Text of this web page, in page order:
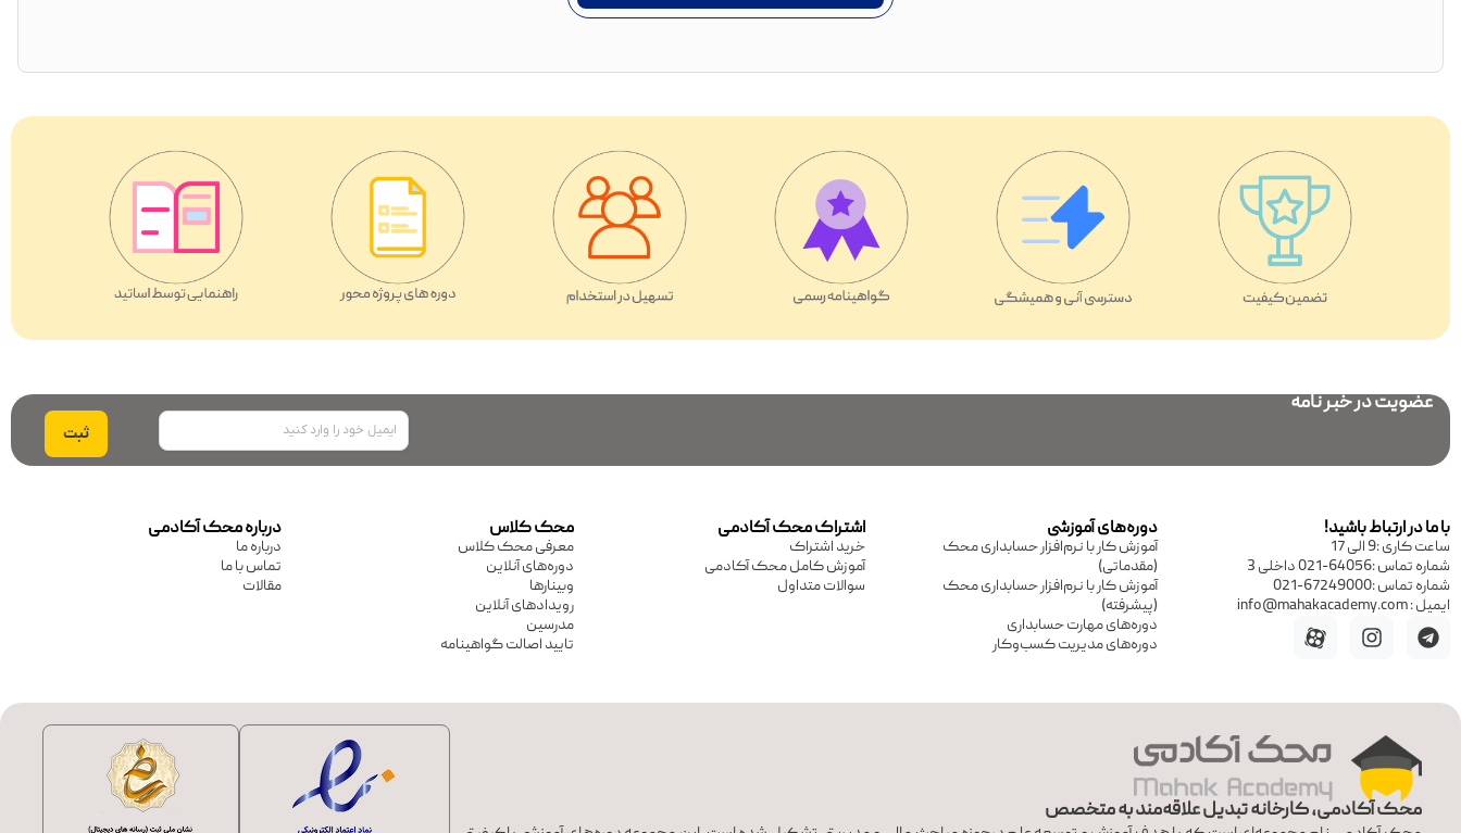
عضویت در خبر نامه
ایمیل
با ما در ارتباط باشید!
ساعت کاری :9 الی 17
شماره تماس :64056-021 داخلی 3
شماره تماس :67249000-021
ایمیل : info@mahakacademy.com
دوره‌های آموزشی
آموزش کار با نرم‌افزار حسابداری محک
(مقدماتی)
آموزش کار با نرم‌افزار حسابداری محک
(پیشرفته)
دوره‌های مهارت حسابداری
دوره‌های مدیریت کسب‌وکار
اشتراک محک آکادمی
خرید اشتراک
آموزش کامل محک آکادمی
سوالات متداول
محک کلاس
معرفی محک کلاس
دوره‌های آنلاین
وبینارها
رویدادهای آنلاین
مدرسین
تایید اصالت گواهینامه
درباره محک آکادمی
درباره ما
تماس با ما
مقالات
محک آکادمی، کارخانه تبدیل علاقه‌مند به متخصص